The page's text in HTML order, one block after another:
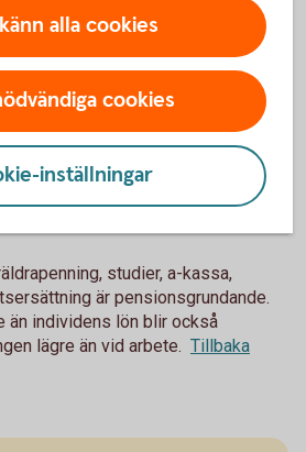
arbetsinkomst under livet har du
baseras främst på hur stor din
hur länge du bott i Sverige, men
studier, a-kassa,
är pensionsgrundande.
än individens lön blir också
lägre än vid arbete. Tillbaka
alla cookies
cookies
inställningar